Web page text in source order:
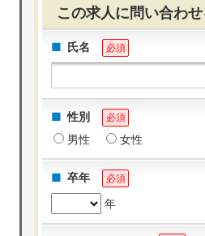
この求人に問い合わせ
氏名 必須
性別 必須
男性 女性
卒年 必須
年